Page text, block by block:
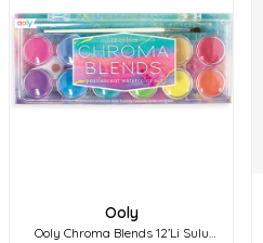
Ooly
Ooly Chroma Blends 12’Li Sulu